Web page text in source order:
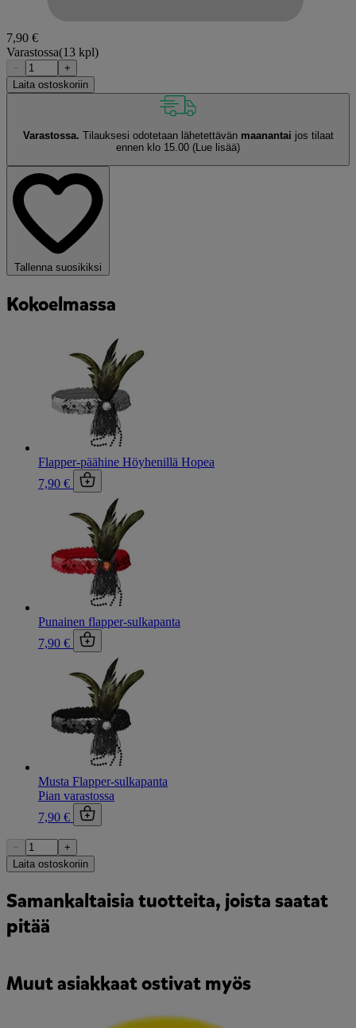
7,90 €
Varastossa(13 kpl)
−
+
Laita ostoskoriin
Varastossa. Tilauksesi odotetaan lähetettävän maanantai jos tilaat
ennen klo 15.00 (Lue lisää)
Tallenna suosikiksi
Kokoelmassa
Flapper-päähine Höyhenillä Hopea
7,90 €
Punainen flapper-sulkapanta
7,90 €
Musta Flapper-sulkapanta
Pian varastossa
7,90 €
−
+
Laita ostoskoriin
Samankaltaisia tuotteita, joista saatat
pitää
Muut asiakkaat ostivat myös